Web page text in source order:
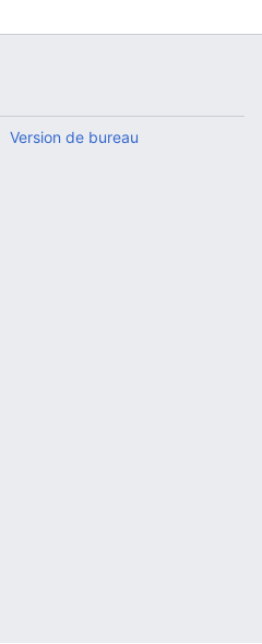
Version de bureau